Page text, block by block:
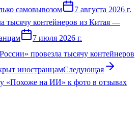
самовывозом
7 августа 2026 г.
тысячу контейнеров из Китая —
7 июля 2026 г.
провезла тысячу контейнеров
иностранцамСледующая
«Похоже на ИИ» к фото в отзывах